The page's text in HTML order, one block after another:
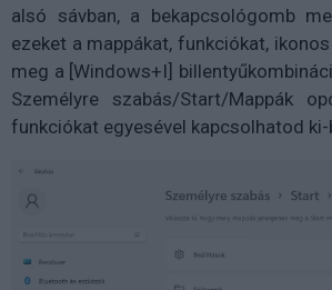
alsó sávban, a bekapcsológomb
ezeket a mappákat, funkciókat,
meg a [Windows+I]
Személyre szabás/Start/Mappák
funkciókat egyesével kapcsolhatod ki-